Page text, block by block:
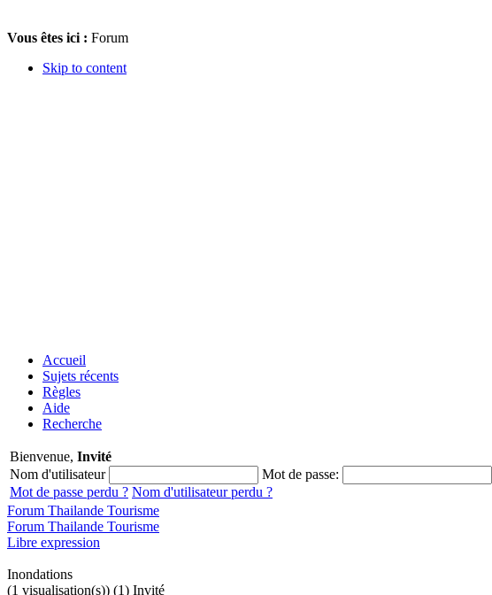
Vous êtes ici : Forum
Skip to content
Accueil
Sujets récents
Règles
Aide
Recherche
Bienvenue, Invité
Nom d'utilisateur
Mot de passe:
Mot de passe perdu ? Nom d'utilisateur perdu ?
Forum Thailande Tourisme
Forum Thailande Tourisme
Libre expression
Inondations
(1 visualisation(s)) (1) Invité